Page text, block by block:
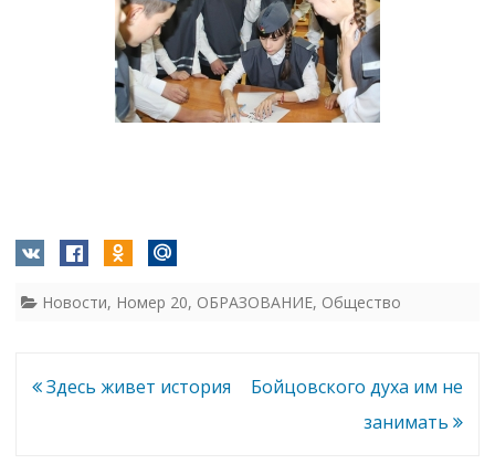
Новости, Номер 20, ОБРАЗОВАНИЕ, Общество
Навигация
Здесь живет история
Бойцовского духа им не
занимать